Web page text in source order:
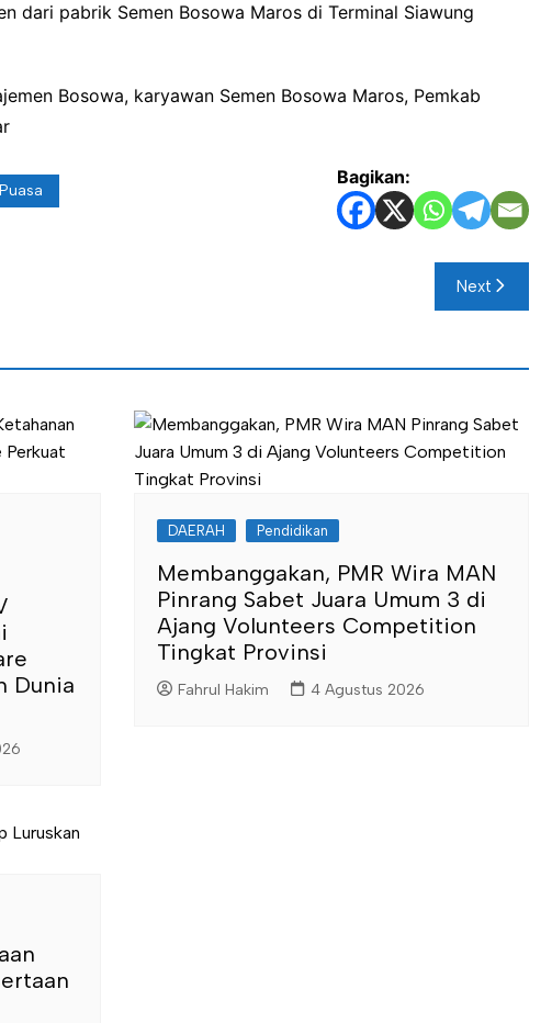
dari pabrik Semen Bosowa Maros di Terminal Siawung
Bosowa, karyawan Semen Bosowa Maros, Pemkab
Bagikan:
Next
Dunia
DAERAH Pendidikan
Membanggakan, PMR Wira MAN
Pinrang Sabet Juara Umum 3 di
Ajang Volunteers Competition
Tingkat Provinsi
Fahrul Hakim 4 Agustus 2026